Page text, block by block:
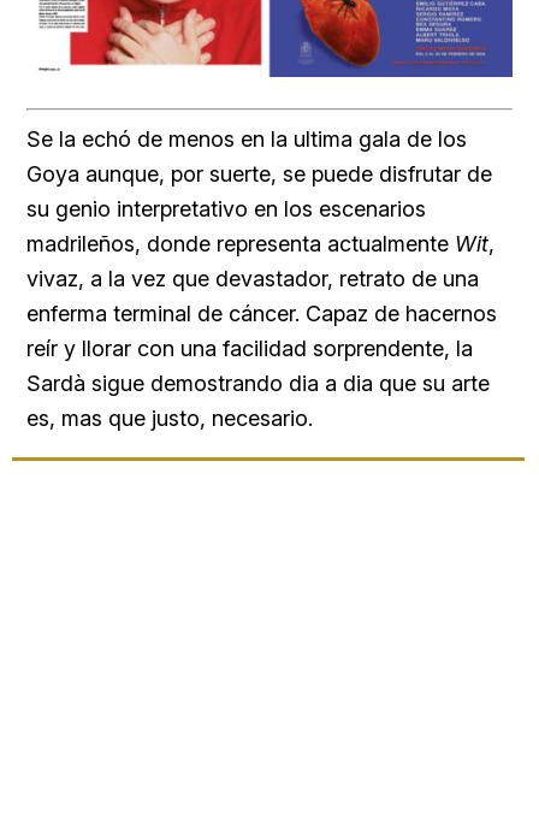
Se la echó de menos en la ultima gala de los
Goya aunque, por suerte, se puede disfrutar de
su genio interpretativo en los escenarios
madrileños, donde representa actualmente Wit,
vivaz, a la vez que devastador, retrato de una
enferma terminal de cáncer. Capaz de hacernos
reír y llorar con una facilidad sorprendente, la
Sardà sigue demostrando dia a dia que su arte
es, mas que justo, necesario.